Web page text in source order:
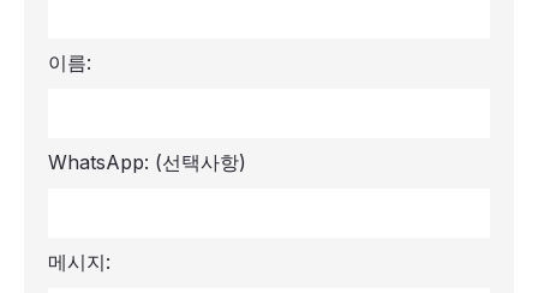
이름:
WhatsApp: (선택사항)
메시지: